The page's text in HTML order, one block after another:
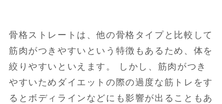
骨格ストレートは、他の骨格タイプと比較して
筋肉がつきやすいという特徴もあるため、体を
絞りやすいといえます。 しかし、筋肉がつき
やすいためダイエットの際の過度な筋トレをす
るとボディラインなどにも影響が出ることもあ